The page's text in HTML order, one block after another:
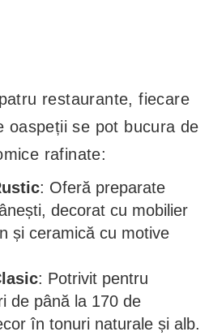
restaurante, fiecare
oaspeții se pot bucura de
rafinate:
: Oferă preparate
decorat cu mobilier
și ceramică cu motive
: Potrivit pentru
de până la 170 de
în tonuri naturale și alb.